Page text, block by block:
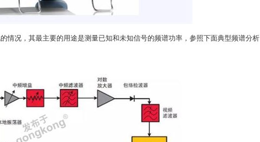
情况，其最主要的用途是测量已知和未知信号的频谱功率，参照下面典型频谱分析